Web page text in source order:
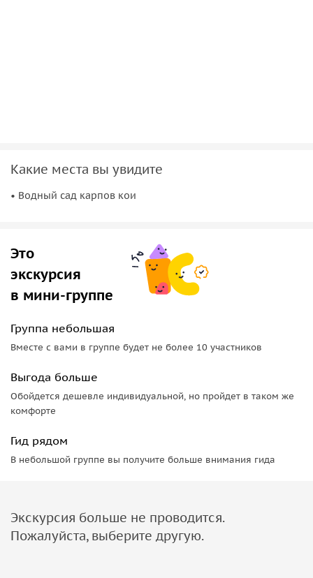
энергии и гармонии. Мы расскажем о свойствах
поющая непальская чаша помогает усилить ее
фотосессии на фоне экзотического сада, прудов и
азиатских декораций. Эти снимки станут
прекрасным воспоминанием о вашем путешествии,
наполненном светом и радостью.
Какие места вы увидите
• Водный сад карпов кои
Это
экскурсия
в мини-группе
Группа небольшая
Вместе с вами в группе будет не более 10 участников
Выгода больше
Обойдется дешевле индивидуальной, но пройдет в таком же
комфорте
Гид рядом
В небольшой группе вы получите больше внимания гида
Экскурсия больше не проводится.
Пожалуйста, выберите другую.